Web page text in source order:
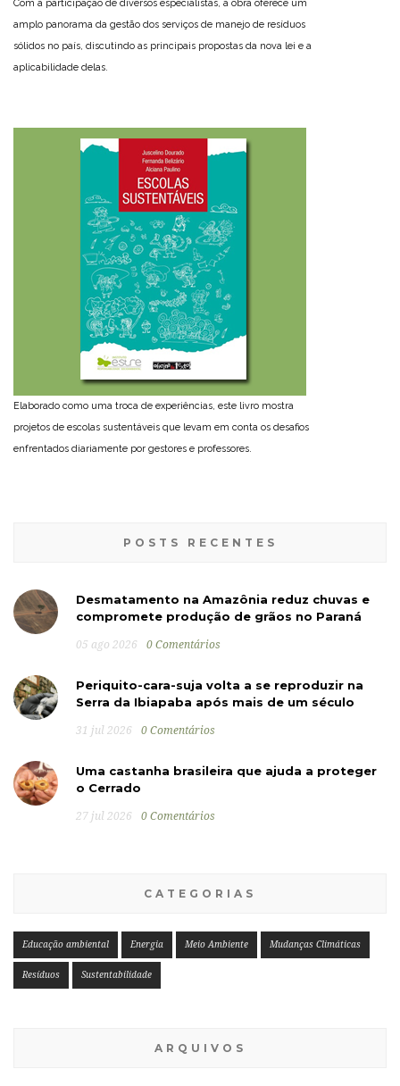
Com a participação de diversos especialistas, a obra oferece um
amplo panorama da gestão dos serviços de manejo de resíduos
sólidos no país, discutindo as principais propostas da nova lei e a
aplicabilidade delas.
Elaborado como uma troca de experiências, este livro mostra
projetos de escolas sustentáveis que levam em conta os desafios
enfrentados diariamente por gestores e professores.
POSTS RECENTES
Desmatamento na Amazônia reduz chuvas e
compromete produção de grãos no Paraná
05 ago 2026 0 Comentários
Periquito-cara-suja volta a se reproduzir na
Serra da Ibiapaba após mais de um século
31 jul 2026 0 Comentários
Uma castanha brasileira que ajuda a proteger
o Cerrado
27 jul 2026 0 Comentários
CATEGORIAS
Educação ambiental Energia Meio Ambiente Mudanças Climáticas
Resíduos Sustentabilidade
ARQUIVOS